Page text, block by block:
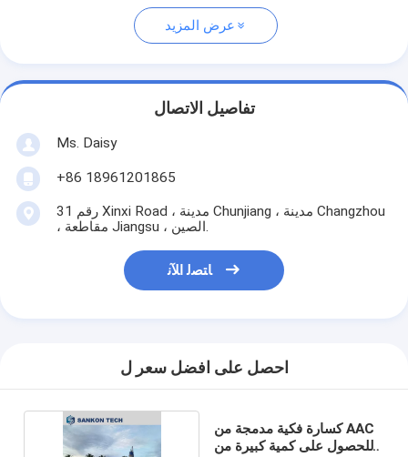
عرض المزيد
تفاصيل الاتصال
Ms. Daisy
+86 18961201865
رقم 31 Xinxi Road ، مدينة Chunjiang ، مدينة Changzhou
ﺎﺘﺼﻟ ﺍﻶﻧ
احصل على افضل سعر ل
كسارة فكية مدمجة من AAC
للحصول على كمية كبيرة من